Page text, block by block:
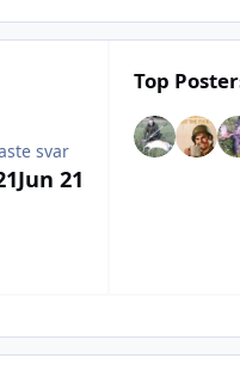
svar
Jun 21
Top
topic overview